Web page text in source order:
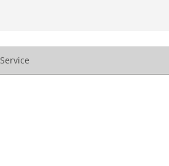
Service